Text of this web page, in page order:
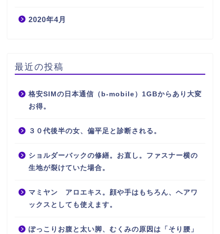
2020年4月
最近の投稿
格安SIMの日本通信（b-mobile）1GBからあり大変
お得。
３０代後半の女、偏平足と診断される。
ショルダーバックの修繕。お直し。ファスナー横の
生地が裂けていた場合。
マミヤン アロエキス。顔や手はもちろん、ヘアワ
ックスとしても使えます。
ぽっこりお腹と太い脚、むくみの原因は「そり腰」